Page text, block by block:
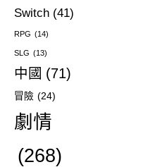
Switch (41)
RPG (14)
SLG (13)
中國 (71)
冒險 (24)
劇情
(268)